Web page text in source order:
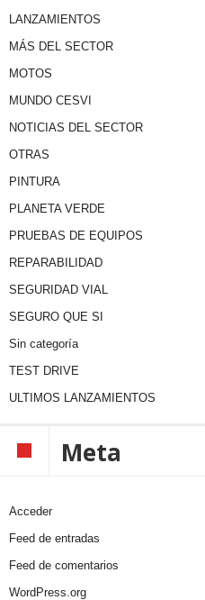
LANZAMIENTOS
MÁS DEL SECTOR
MOTOS
MUNDO CESVI
NOTICIAS DEL SECTOR
OTRAS
PINTURA
PLANETA VERDE
PRUEBAS DE EQUIPOS
REPARABILIDAD
SEGURIDAD VIAL
SEGURO QUE SI
Sin categoría
TEST DRIVE
ULTIMOS LANZAMIENTOS
Meta
Acceder
Feed de entradas
Feed de comentarios
WordPress.org